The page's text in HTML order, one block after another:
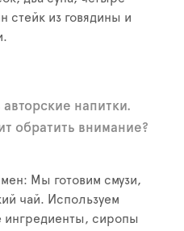
стейк из говядины и
напитки.
обратить внимание?
Мы готовим смузи,
чай. Используем
ингредиенты, сиропы